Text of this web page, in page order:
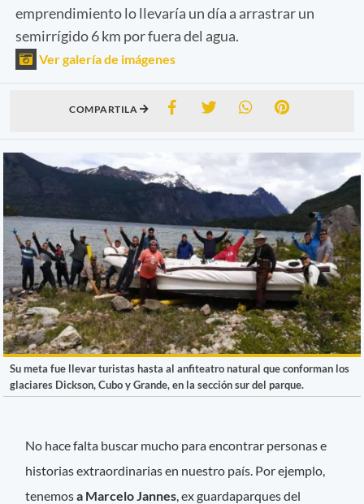
emprendimiento lo llevaría un día a arrastrar un
semirrígido 6 km por fuera del agua.
Ver galería de imágenes
COMPARTILA
Su meta fue llevar turistas hasta al anfiteatro natural que conforman los
glaciares Dickson, Cubo y Grande, en la sección sur del parque.
No hace falta buscar mucho para encontrar personas e
historias extraordinarias en nuestro país. Por ejemplo,
tenemosa Marcelo Jannes , ex guardaparques del